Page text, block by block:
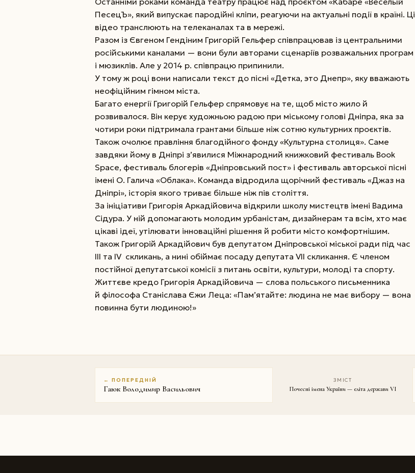
ПесецЪ», який випускає пародійні кліпи, реагуючи на актуальні події в країні. Ці
відео транслюють на телеканалах та в мережі.
Разом із Євгеном Гендіним Григорій Гельфер співпрацював із центральними
російськими каналами — вони були авторами сценаріїв розважальних програм
і мюзиклів. Але у 2014 р. співпрацю припинили.
У тому ж році вони написали текст до пісні «Детка, это Днепр», яку вважають
неофіційним гімном міста.
Багато енергії Григорій Гельфер спрямовує на те, щоб місто жило й
розвивалося. Він керує художньою радою при міському голові ­Дніпра, яка за
чотири роки підтримала грантами більше ніж сотню культурних проєктів.
Також очолює правління благодійного фонду «Культурна столиця». Саме
завдяки йому в Дніпрі з’явилися Міжнародний книжковий фестиваль Book
Space, фестиваль блогерів «Дніпровський пост» і фестиваль авторської пісні
імені О. Галича «Облака». Команда відродила щорічний фестиваль «Джаз на
Дніпрі», історія якого триває більше ніж пів століття.
За ініціативи Григорія Аркадійовича відкрили школу мистецтв імені Вадима
Сідура. У ній допомагають молодим урбаністам, дизайнерам та всім, хто має
цікаві ідеї, утілювати інноваційні рішення й робити місто комфортнішим.
Також Григорій Аркадійович був депутатом Дніпровської міської ради під час
III та IV скликань, а нині обіймає посаду депутата VII скликання. Є членом
постійної депутатської комісії з питань освіти, культури, молоді та спорту.
Життєве кредо Григорія Аркадійовича — слова польського письменника
й філософа Станіслава Єжи Леца: «Пам’ятайте: людина не має вибору — вона
повинна бути людиною!»
← ПОПЕРЕДНІЙ
Гаюк Володимир Васильович
ЗМІСТ
Почесні імена України — еліта держави VI